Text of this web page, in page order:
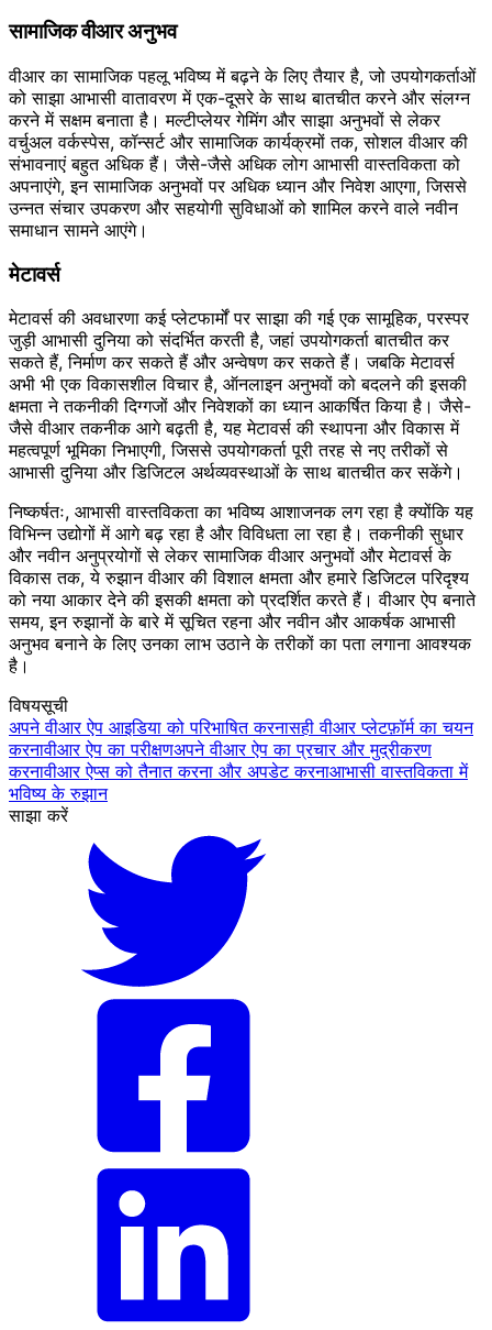
सामाजिक वीआर अनुभव
वीआर का सामाजिक पहलू भविष्य में बढ़ने के लिए तैयार है, जो उपयोगकर्ताओं
को साझा आभासी वातावरण में एक-दूसरे के साथ बातचीत करने और संलग्न
करने में सक्षम बनाता है। मल्टीप्लेयर गेमिंग और साझा अनुभवों से लेकर
वर्चुअल वर्कस्पेस, कॉन्सर्ट और सामाजिक कार्यक्रमों तक, सोशल वीआर की
संभावनाएं बहुत अधिक हैं। जैसे-जैसे अधिक लोग आभासी वास्तविकता को
अपनाएंगे, इन सामाजिक अनुभवों पर अधिक ध्यान और निवेश आएगा, जिससे
उन्नत संचार उपकरण और सहयोगी सुविधाओं को शामिल करने वाले नवीन
समाधान सामने आएंगे।
मेटावर्स
मेटावर्स की अवधारणा कई प्लेटफार्मों पर साझा की गई एक सामूहिक, परस्पर
जुड़ी आभासी दुनिया को संदर्भित करती है, जहां उपयोगकर्ता बातचीत कर
सकते हैं, निर्माण कर सकते हैं और अन्वेषण कर सकते हैं। जबकि मेटावर्स
अभी भी एक विकासशील विचार है, ऑनलाइन अनुभवों को बदलने की इसकी
क्षमता ने तकनीकी दिग्गजों और निवेशकों का ध्यान आकर्षित किया है। जैसे-
जैसे वीआर तकनीक आगे बढ़ती है, यह मेटावर्स की स्थापना और विकास में
महत्वपूर्ण भूमिका निभाएगी, जिससे उपयोगकर्ता पूरी तरह से नए तरीकों से
आभासी दुनिया और डिजिटल अर्थव्यवस्थाओं के साथ बातचीत कर सकेंगे।
निष्कर्षतः, आभासी वास्तविकता का भविष्य आशाजनक लग रहा है क्योंकि यह
विभिन्न उद्योगों में आगे बढ़ रहा है और विविधता ला रहा है। तकनीकी सुधार
और नवीन अनुप्रयोगों से लेकर सामाजिक वीआर अनुभवों और मेटावर्स के
विकास तक, ये रुझान वीआर की विशाल क्षमता और हमारे डिजिटल परिदृश्य
को नया आकार देने की इसकी क्षमता को प्रदर्शित करते हैं। वीआर ऐप बनाते
समय, इन रुझानों के बारे में सूचित रहना और नवीन और आकर्षक आभासी
अनुभव बनाने के लिए उनका लाभ उठाने के तरीकों का पता लगाना आवश्यक
है।
विषयसूची
अपने वीआर ऐप आइडिया को परिभाषित करनासही वीआर प्लेटफ़ॉर्म का चयन
करनावीआर ऐप का परीक्षणअपने वीआर ऐप का प्रचार और मुद्रीकरण
करनावीआर ऐप्स को तैनात करना और अपडेट करनाआभासी वास्तविकता में
भविष्य के रुझान
साझा करें